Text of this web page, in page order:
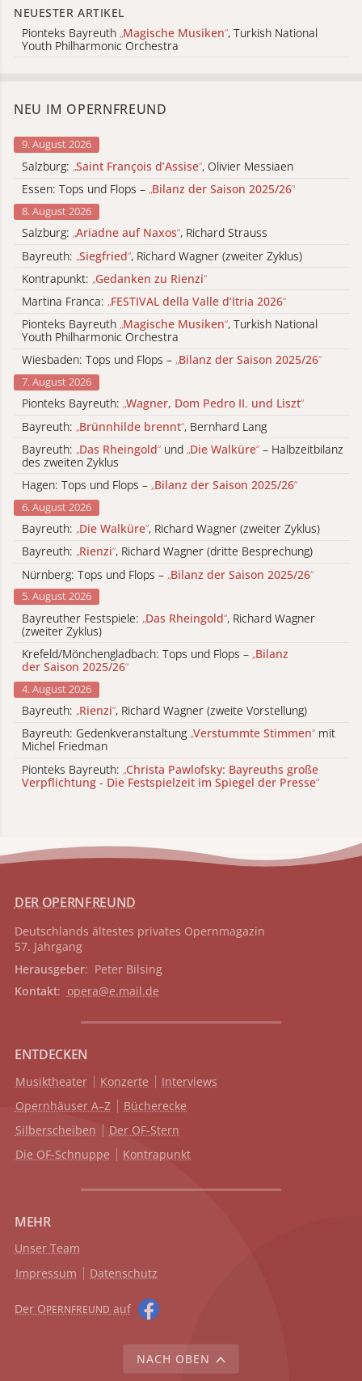
NEUESTER ARTIKEL
Pionteks Bayreuth „Magische Musiken“, Turkish National
Youth Philharmonic Orchestra
NEU IM OPERNFREUND
9. August 2026
Salzburg: „Saint François d’Assise“, Olivier Messiaen
Essen: Tops und Flops – „Bilanz der Saison 2025/26“
8. August 2026
Salzburg: „Ariadne auf Naxos“, Richard Strauss
Bayreuth: „Siegfried“, Richard Wagner (zweiter Zyklus)
Kontrapunkt: „Gedanken zu Rienzi“
Martina Franca: „FESTIVAL della Valle d’Itria 2026“
Pionteks Bayreuth „Magische Musiken“, Turkish National
Youth Philharmonic Orchestra
Wiesbaden: Tops und Flops – „Bilanz der Saison 2025/26“
7. August 2026
Pionteks Bayreuth: „Wagner, Dom Pedro II. und Liszt“
Bayreuth: „Brünnhilde brennt“, Bernhard Lang
Bayreuth: „Das Rheingold“ und „Die Walküre“ – Halbzeitbilanz
des zweiten Zyklus
Hagen: Tops und Flops – „Bilanz der Saison 2025/26“
6. August 2026
Bayreuth: „Die Walküre“, Richard Wagner (zweiter Zyklus)
Bayreuth: „Rienzi“, Richard Wagner (dritte Besprechung)
Nürnberg: Tops und Flops – „Bilanz der Saison 2025/26“
5. August 2026
Bayreuther Festspiele: „Das Rheingold“, Richard Wagner
(zweiter Zyklus)
Krefeld/Mönchengladbach: Tops und Flops – „Bilanz
der Saison 2025/26“
4. August 2026
Bayreuth: „Rienzi“, Richard Wagner (zweite Vorstellung)
Bayreuth: Gedenkveranstaltung „Verstummte Stimmen“ mit
Michel Friedman
Pionteks Bayreuth: „Christa Pawlofsky: Bayreuths große
Verpflichtung - Die Festspielzeit im Spiegel der Presse“
DER OPERNFREUND
Deutschlands ältestes privates Opernmagazin
57. Jahrgang
Herausgeber: Peter Bilsing
Kontakt: opera@e.mail.de
ENTDECKEN
Musiktheater Konzerte
Interviews
Opernhäuser A–Z
Bücherecke
Silberscheiben
Der OF-Stern
Die OF-Schnuppe
Kontrapunkt
MEHR
Unser Team
Impressum
Datenschutz
Der OPERNFREUND auf
NACH OBEN